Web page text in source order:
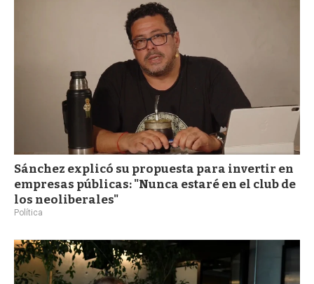
Sánchez explicó su propuesta para invertir en
empresas públicas: "Nunca estaré en el club de
los neoliberales"
Política